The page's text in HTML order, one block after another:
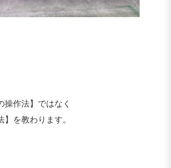
操作法】ではなく
】を教わります。